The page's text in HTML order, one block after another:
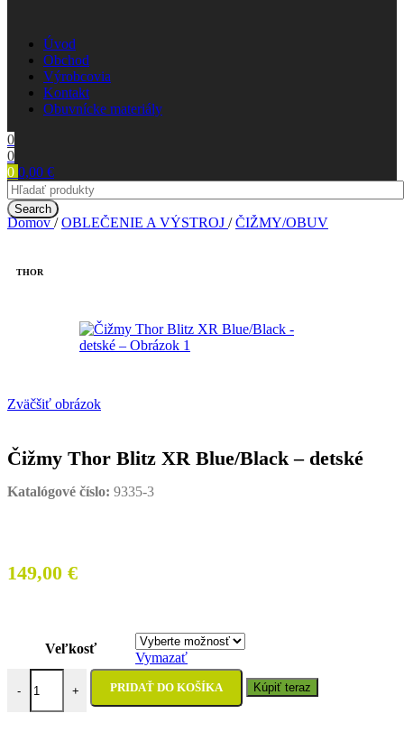
Úvod
Obchod
Výrobcovia
Kontakt
Obuvnícke materiály
0
0
0 0,00 €
Search
Domov/ OBLEČENIE A VÝSTROJ / ČIŽMY/OBUV
THOR
Zväčšiť obrázok
Čižmy Thor Blitz XR Blue/Black – detské
Katalógové číslo: 9335-3
149,00 €
Veľkosť
Vymazať
-
množstvo Čižmy Thor Blitz XR Blue/Black - detské
+ PRIDAŤ DO KOŠÍKA Kúpiť teraz